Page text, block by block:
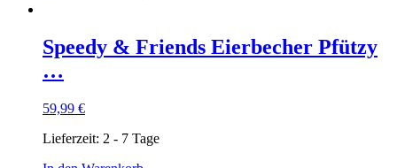
Speedy & Friends Eierbecher Pfützy
…
59,99 €
Lieferzeit: 2 - 7 Tage